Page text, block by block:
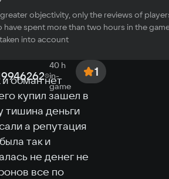
\ Radeon RX 5700 XT
использовать SSD
У кого
проблемы
...Expand
40 h
in-
game
1
обман нет
купил зашел в
тишина деньги
а репутация
так и
не денег не
все по
objectivity, only the reviews of
have spent more than two hours in the
into account